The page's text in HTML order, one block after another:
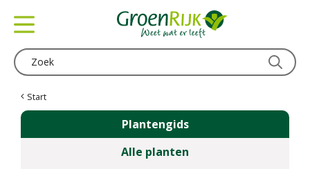
Start
Plantengids
Alle planten